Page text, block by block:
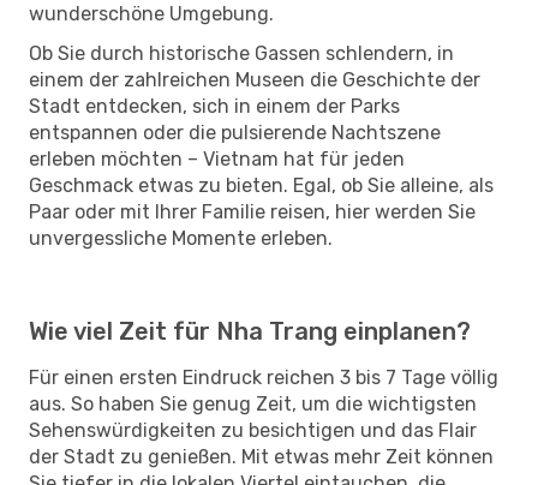
wunderschöne Umgebung.
Ob Sie durch historische Gassen schlendern, in
einem der zahlreichen Museen die Geschichte der
Stadt entdecken, sich in einem der Parks
entspannen oder die pulsierende Nachtszene
erleben möchten – Vietnam hat für jeden
Geschmack etwas zu bieten. Egal, ob Sie alleine, als
Paar oder mit Ihrer Familie reisen, hier werden Sie
unvergessliche Momente erleben.
Wie viel Zeit für Nha Trang einplanen?
Für einen ersten Eindruck reichen 3 bis 7 Tage völlig
aus. So haben Sie genug Zeit, um die wichtigsten
Sehenswürdigkeiten zu besichtigen und das Flair
der Stadt zu genießen. Mit etwas mehr Zeit können